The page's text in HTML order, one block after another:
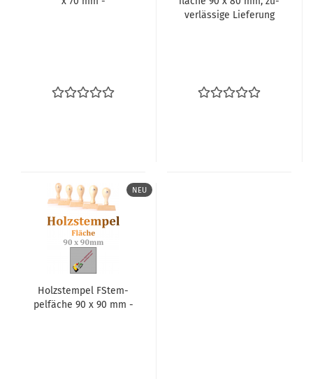
ver­läs­si­ge Lie­fe­rung
NEU
Holz­stem­pel FStem­
pel­fä­che 90 x 90 mm -